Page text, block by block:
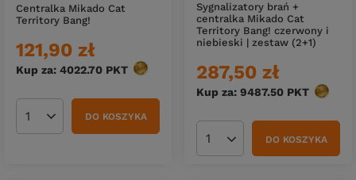
Centralka Mikado Cat
Territory Bang!
121,90 zł
Kup za: 4022.70 PKT punktów
Ilość produktówDO KOSZYKA
Sygnalizatory brań +
centralka Mikado Cat
Territory Bang! czerwony i
niebieski | zestaw (2+1)
287,50 zł
Kup za: 9487.50 PKT
Ilość produktówDO KOSZYKA